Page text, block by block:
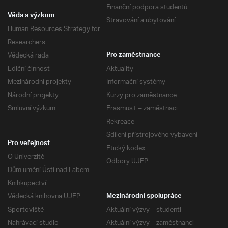
Finanční podpora studentů
Stravování a ubytování
Věda a výzkum
Human Resources Strategy for
Researchers
Vědecká rada
Ediční činnost
Mezinárodní projekty
Národní projekty
Smluvní výzkum
Pro zaměstnance
Aktuality
Informační systémy
Kurzy pro zaměstnance
Erasmus+ – zaměstnaci
Rekreace
Sdílení přístrojového vybavení
Etický kodex
Odbory UJEP
Pro veřejnost
O Univerzitě
Dům umění Ústí nad Labem
Knihkupectví
Vědecká knihovna UJEP
Sportoviště
Nahrávací studio
Mezinárodní spolupráce
Aktuální výzvy – studenti
Aktuální výzvy – zaměstnanci